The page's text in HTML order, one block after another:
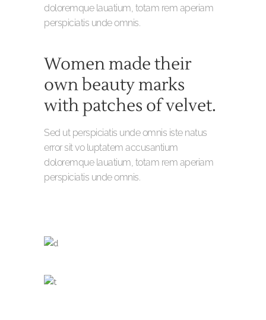
doloremque lauatium, totam rem aperiam
perspiciatis unde omnis.
Women made their
own beauty marks
with patches of velvet.
Sed ut perspiciatis unde omnis iste natus
error sit vo luptatem accusantium
doloremque lauatium, totam rem aperiam
perspiciatis unde omnis.